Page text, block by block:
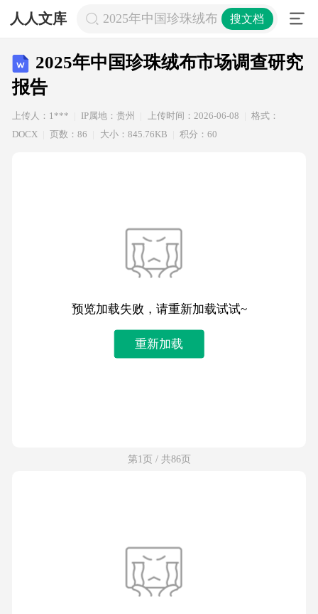
人人文库 2025年中国珍珠绒布市场调查研究报
搜文档
2025年中国珍珠绒布市场调查研究
报告
上传人：1*** IP属地：贵州 上传时间：2026-06-08
格式：
DOCX
页数：86 大小：845.76KB 积分：60
预览加载失败，请重新加载试试~
重新加载
第1页 / 共86页